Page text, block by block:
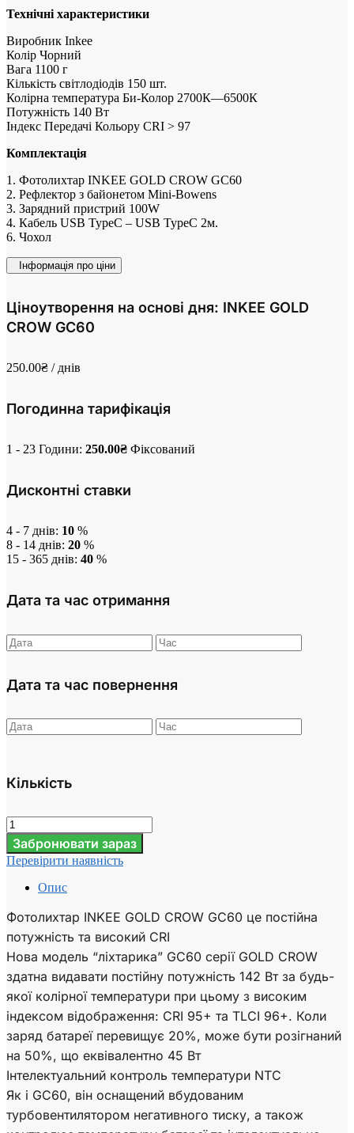
Технічні характеристики
Виробник Inkee
Колір Чорний
Вага 1100 г
Кількість світлодіодів 150 шт.
Колірна температура Би-Колор 2700К—6500К
Потужність 140 Вт
Індекс Передачі Кольору CRI > 97
Комплектація
1. Фотолихтар INKEE GOLD CROW GC60
2. Рефлектор з байонетом Mini-Bowens
3. Зарядний пристрий 100W
4. Кабель USB TypeC – USB TypeC 2м.
6. Чохол
Інформація про ціни
Ціноутворення на основі дня: INKEE GOLD
CROW GC60
250.00₴ / днів
Погодинна тарифікація
1 - 23 Години: 250.00₴ Фіксований
Дисконтні ставки
4 - 7 днів: 10 %
8 - 14 днів: 20 %
15 - 365 днів: 40 %
Дата та час отримання
Дата та час повернення
Кількість
Забронювати зараз
Перевірити наявність
Опис
Фотолихтар INKEE GOLD CROW GC60 це постійна
потужність та високий CRI
Нова модель “ліхтарика” GC60 серії GOLD CROW
здатна видавати постійну потужність 142 Вт за будь-
якої колірної температури при цьому з високим
індексом відображення: CRI 95+ та TLCI 96+. Коли
заряд батареї перевищує 20%, може бути розігнаний
на 50%, що еквівалентно 45 Вт
Інтелектуальний контроль температури NTC
Як і GC60, він оснащений вбудованим
турбовентилятором негативного тиску, а також